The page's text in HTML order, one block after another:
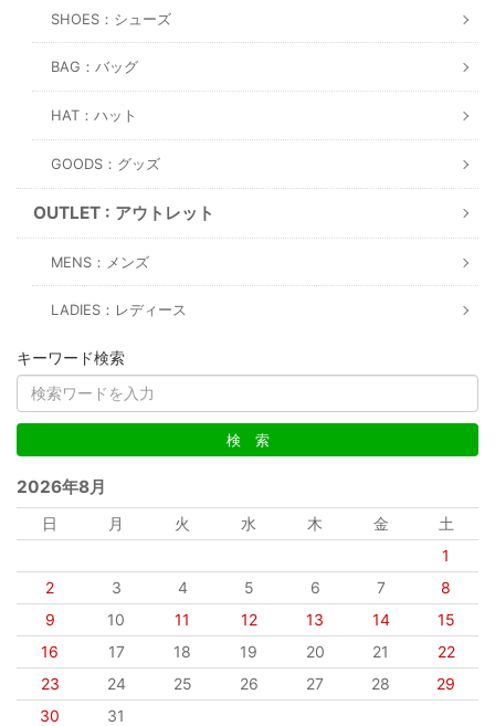
SHOES：シューズ
BAG：バッグ
HAT：ハット
GOODS：グッズ
OUTLET : アウトレット
MENS：メンズ
LADIES：レディース
キーワード検索
2026年8月
日 月 火 水 木 金
土
1
2
3 4 5 6 7
8
9
10 11 12 13 14
15
16
17 18 19 20 21
22
23
24 25 26 27 28
29
30
31